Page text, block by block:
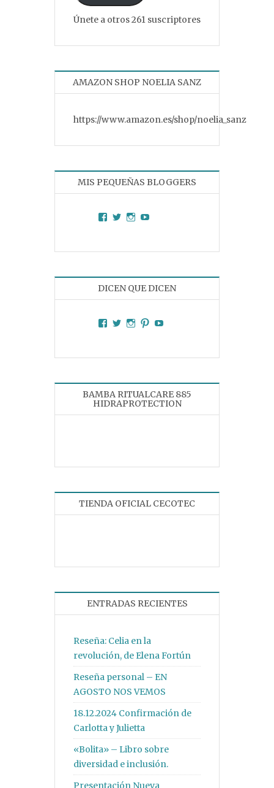
Únete a otros 261 suscriptores
AMAZON SHOP NOELIA SANZ
https://www.amazon.es/shop/noelia_sanz
MIS PEQUEÑAS BLOGGERS
Facebook
TwitterInstagram
DICEN QUE DICEN
Facebook
TwitterInstagram
Pinterest
BAMBA RITUALCARE 885
HIDRAPROTECTION
TIENDA OFICIAL CECOTEC
ENTRADAS RECIENTES
Reseña: Celia en la
revolución, de Elena Fortún
Reseña personal – EN
AGOSTO NOS VEMOS
18.12.2024 Confirmación de
Carlotta y Julietta
«Bolita» – Libro sobre
diversidad e inclusión.